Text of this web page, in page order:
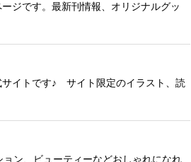
ジです。最新刊情報、オリジナルグッ
サイトです♪ サイト限定のイラスト、読
ン、ビューティーなどおしゃれになれ